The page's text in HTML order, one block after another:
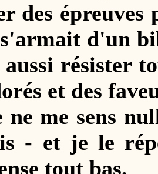
des épreuves
d'un
résister
et des
sens
- et je le
tout bas.